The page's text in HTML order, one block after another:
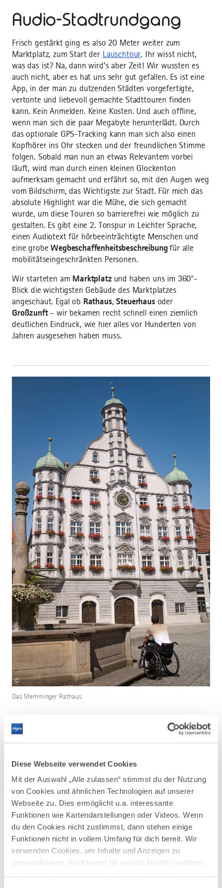
Diese Webseite verwendet Cookies
Mit der Auswahl „Alle zulassen“ stimmst du der Nutzung
von Cookies und ähnlichen Technologien auf unserer
Webseite zu. Dies ermöglicht u.a. interessante
Funktionen wie Kartendarstellungen oder Videos. Wenn
du den Cookies nicht zustimmst, dann stehen einige
Funktionen nicht in vollem Umfang für dich bereit. Wir
verwenden Cookies, um Inhalte und Anzeigen zu
personalisieren, Funktionen für soziale Medien anbieten
Audio-Stadtrundgang
Frisch gestärkt ging es also 20 Meter weiter zum
Marktplatz, zum Start der Lauschtour. Ihr wisst nicht,
was das ist? Na, dann wird’s aber Zeit! Wir wussten es
auch nicht, aber es hat uns sehr gut gefallen. Es ist eine
App, in der man zu dutzenden Städten vorgefertigte,
vertonte und liebevoll gemachte Stadttouren finden
kann. Kein Anmelden. Keine Kosten. Und auch offline,
wenn man sich die paar Megabyte herunterlädt. Durch
das optionale GPS-Tracking kann man sich also einen
Kopfhörer ins Ohr stecken und der freundlichen Stimme
folgen. Sobald man nun an etwas Relevantem vorbei
läuft, wird man durch einen kleinen Glockenton
aufmerksam gemacht und erfährt so, mit den Augen weg
vom Bildschirm, das Wichtigste zur Stadt. Für mich das
absolute Highlight war die Mühe, die sich gemacht
wurde, um diese Touren so barrierefrei wie möglich zu
gestalten. Es gibt eine 2. Tonspur in Leichter Sprache,
einen Audiotext für hörbeeinträchtigte Menschen und
eine grobeWegbeschaffenheitsbeschreibungfür alle
mobilitätseingeschränkten Personen.
Wir starteten am Marktplatz und haben uns im 360°-
Blick die wichtigsten Gebäude des Marktplatzes
angeschaut. Egal ob Rathaus,Steuerhausoder
Großzunft – wir bekamen recht schnell einen ziemlich
deutlichen Eindruck, wie hier alles vor Hunderten von
Jahren ausgesehen haben muss.
©
Das Memminger Rathaus
vermutlich auch der Grund für unsere zwei
legten wir oberhalb eines kleinen Berges beiJoesepp's
Brauhaus, wo wir als „Belohnung“ für die Strapazen zwei
Bierprobier-Stöfchen bestellten. Diese drei Mini-Biere
waren die perfekte Erfrischung an diesem heißen Tag.
Und nebenbei findet man hier die nächste barrierefreie
Toilette.
Zum Kaffee und Kuchen kann ich als zweiten Stopp einen